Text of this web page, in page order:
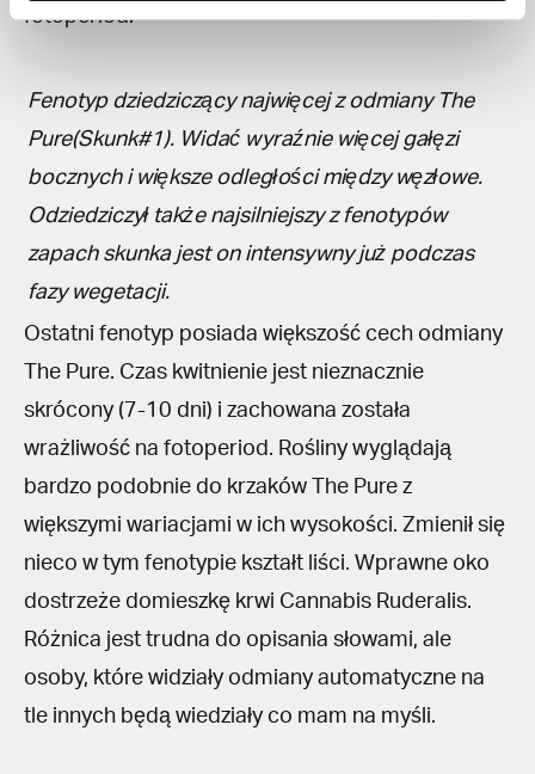
fotoperiod.
Fenotyp dziedziczący najwięcej z odmiany The
Pure(Skunk#1). Widać wyraźnie więcej gałęzi
bocznych i większe odległości między węzłowe.
Odziedziczył także najsilniejszy z fenotypów
zapach skunka jest on intensywny już podczas
fazy wegetacji.
Ostatni fenotyp posiada większość cech odmiany
The Pure. Czas kwitnienie jest nieznacznie
skrócony (7-10 dni) i zachowana została
wrażliwość na fotoperiod. Rośliny wyglądają
bardzo podobnie do krzaków The Pure z
większymi wariacjami w ich wysokości. Zmienił się
nieco w tym fenotypie kształt liści. Wprawne oko
dostrzeże domieszkę krwi Cannabis Ruderalis.
Różnica jest trudna do opisania słowami, ale
osoby, które widziały odmiany automatyczne na
tle innych będą wiedziały co mam na myśli.